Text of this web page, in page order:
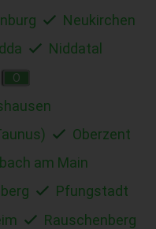
Neukirchen
Niddatal
O
Oberzent
am Main
Pfungstadt
Rauschenberg